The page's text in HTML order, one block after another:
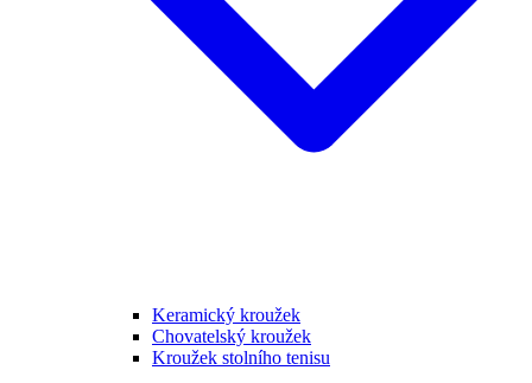
Keramický kroužek
Chovatelský kroužek
Kroužek stolního tenisu